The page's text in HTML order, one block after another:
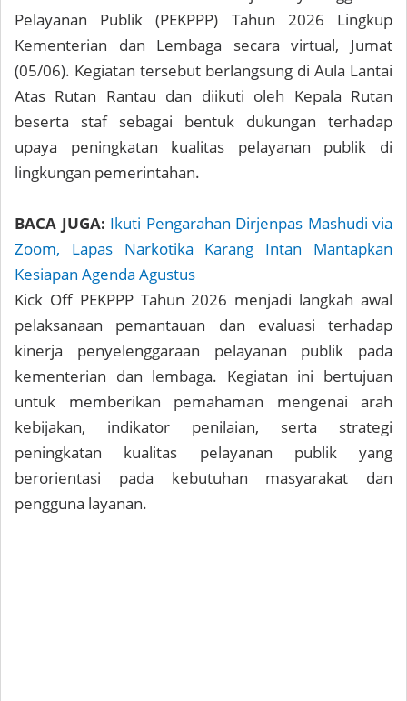
Pelayanan Publik (PEKPPP) Tahun 2026 Lingkup
Kementerian dan Lembaga secara virtual, Jumat
(05/06). Kegiatan tersebut berlangsung di Aula Lantai
Atas Rutan Rantau dan diikuti oleh Kepala Rutan
beserta staf sebagai bentuk dukungan terhadap
upaya peningkatan kualitas pelayanan publik di
lingkungan pemerintahan.
BACA JUGA: Ikuti Pengarahan Dirjenpas Mashudi via
Zoom, Lapas Narkotika Karang Intan Mantapkan
Kesiapan Agenda Agustus
Kick Off PEKPPP Tahun 2026 menjadi langkah awal
pelaksanaan pemantauan dan evaluasi terhadap
kinerja penyelenggaraan pelayanan publik pada
kementerian dan lembaga. Kegiatan ini bertujuan
untuk memberikan pemahaman mengenai arah
kebijakan, indikator penilaian, serta strategi
peningkatan kualitas pelayanan publik yang
berorientasi pada kebutuhan masyarakat dan
pengguna layanan.